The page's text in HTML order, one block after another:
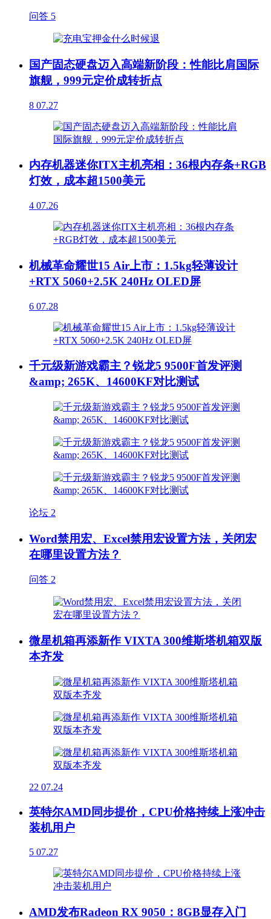
问答 5
国产固态硬盘迈入高端新阶段：性能比肩国际
旗舰，999元定价成转折点
8 07.27
内存机器迷你ITX主机亮相：36根内存条+RGB
灯效，成本超1500美元
4 07.26
机械革命耀世15 Air上市：1.5kg轻薄设计
+RTX 5060+2.5K 240Hz OLED屏
6 07.28
千元级新游戏霸主？锐龙5 9500F首发评测
&amp; 265K、14600KF对比测试
论坛 2
Word禁用宏、Excel禁用宏设置方法，关闭宏
在哪里设置方法？
问答 2
微星机箱再添新作 VIXTA 300维斯塔机箱双版
本齐发
22 07.24
英特尔AMD同步提价，CPU价格持续上涨冲击
装机用户
5 07.27
AMD发布Radeon RX 9050：8GB显存入门